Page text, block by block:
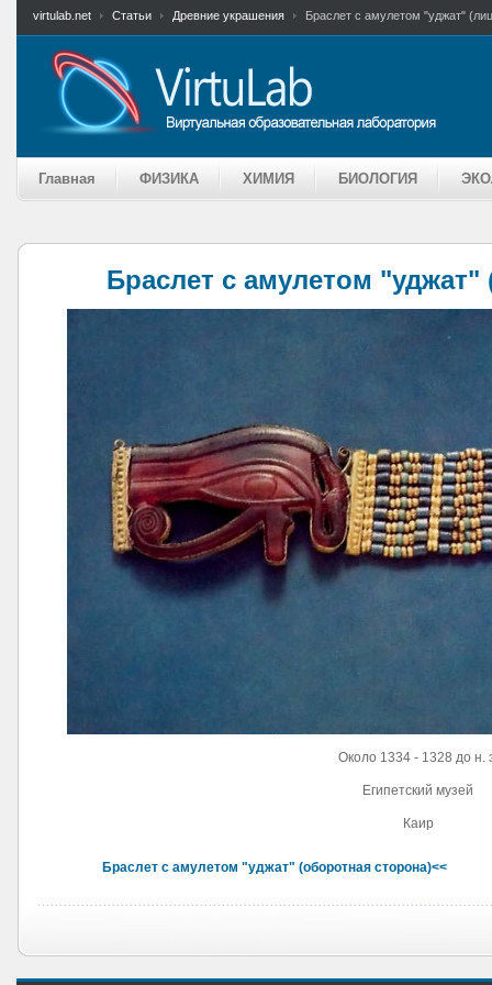
virtulab.net Статьи Древние украшения Браслет с амулетом "уджат"
Главная ФИЗИКА ХИМИЯ БИОЛОГИЯ
Браслет с амулетом "уджат"
Около 1334 - 1328 до н.
Египетский музей
Каир
Браслет с амулетом "уджат" (оборотная сторона)<<